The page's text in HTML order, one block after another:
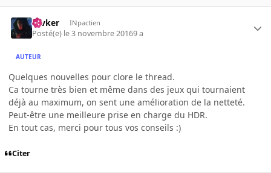
revker INpactien
Posté(e) le 3 novembre 20169 a
AUTEUR
Quelques nouvelles pour clore le thread.
Ca tourne très bien et même dans des jeux qui tournaient
déjà au maximum, on sent une amélioration de la netteté.
Peut-être une meilleure prise en charge du HDR.
En tout cas, merci pour tous vos conseils :)
Citer